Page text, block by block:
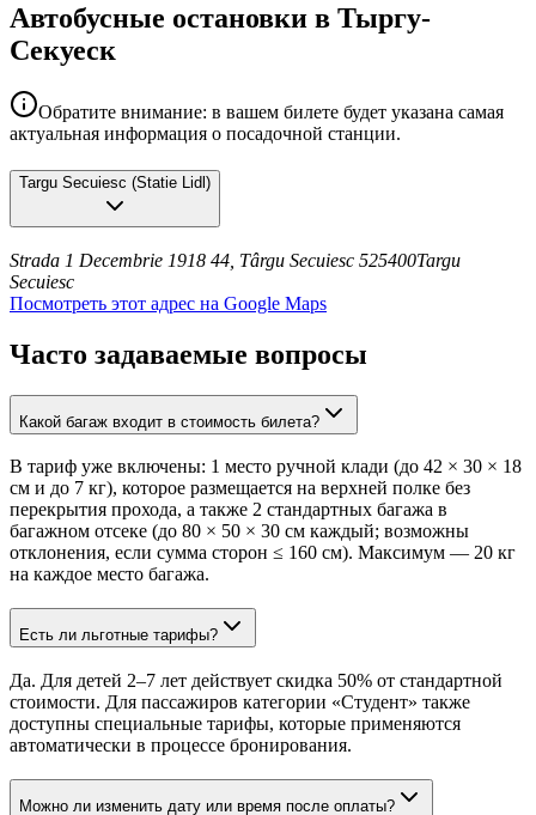
Автобусные остановки в Тыргу-
Секуеск
Обратите внимание: в вашем билете будет указана самая
актуальная информация о посадочной станции.
Targu Secuiesc (Statie Lidl )
Strada 1 Decembrie 1918 44, Târgu Secuiesc 525400Targu
Secuiesc
Посмотреть этот адрес на Google Maps
Часто задаваемые вопросы
Какой багаж входит в стоимость билета?
В тариф уже включены: 1 место ручной клади (до 42 × 30 × 18
см и до 7 кг), которое размещается на верхней полке без
перекрытия прохода, а также 2 стандартных багажа в
багажном отсеке (до 80 × 50 × 30 см каждый; возможны
отклонения, если сумма сторон ≤ 160 см). Максимум — 20 кг
на каждое место багажа.
Есть ли льготные тарифы?
Да. Для детей 2–7 лет действует скидка 50% от стандартной
стоимости. Для пассажиров категории «Студент» также
доступны специальные тарифы, которые применяются
автоматически в процессе бронирования.
Можно ли изменить дату или время после оплаты?